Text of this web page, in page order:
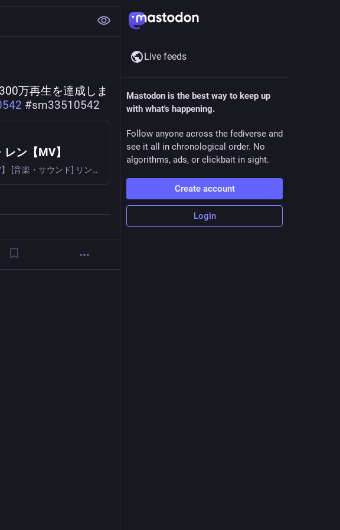
万再生を達成しま
#sm33510542
ン【MV】
Giga - 劣等上等 ft.鏡音リン・レン【MV】 [音楽・サウンド] リンレン10周年おめでとうﾊﾟﾁﾊﾟﾁ (/*^o^)/* マジカルミライ 鏡音リン・レン 10th Anniversary テー...
Live feeds
Mastodon is the best way to keep up
with what's happening.
Follow anyone across the fediverse and
see it all in chronological order. No
algorithms, ads, or clickbait in sight.
Create account
Login